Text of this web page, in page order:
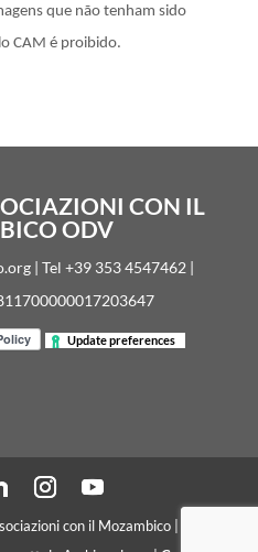
que não tenham sido
CAM é proibido.
CON IL
ODV
| Tel +39 353 4547462 |
Update preferences
con il Mozambico | C. F.